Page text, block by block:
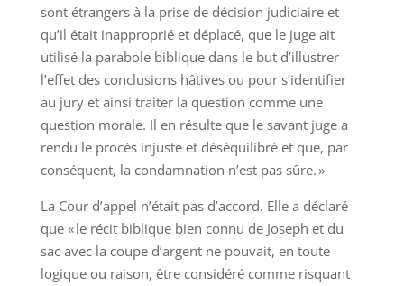
sont étrangers à la prise de décision judiciaire et
qu’il était inapproprié et déplacé, que le juge ait
utilisé la parabole biblique dans le but d’illustrer
l’effet des conclusions hâtives ou pour s’identifier
au jury et ainsi traiter la question comme une
question morale. Il en résulte que le savant juge a
rendu le procès injuste et déséquilibré et que, par
conséquent, la condamnation n’est pas sûre. »
La Cour d’appel n’était pas d’accord. Elle a déclaré
que « le récit biblique bien connu de Joseph et du
sac avec la coupe d’argent ne pouvait, en toute
logique ou raison, être considéré comme risquant